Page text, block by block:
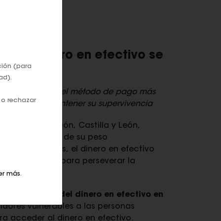
Zaragoza
al dinero en efectivo se
en efectivo es el método de pago más
para mantener su supervivencia
de Aragón, Castilla y León,
casi la mitad de su peso
tan relegadas, el dinero en efectivo
primordial para perseverar la
del papel del dinero en efectivo en
vulnerables a las personas
acceder al dinero en efectivo.
(para
rechazar
más.